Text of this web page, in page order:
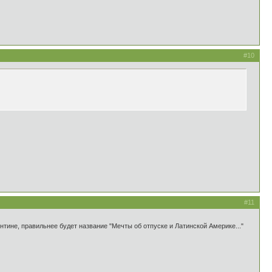
#10
#11
правильнее будет название "Мечты об отпуске и Латинской Америке..."